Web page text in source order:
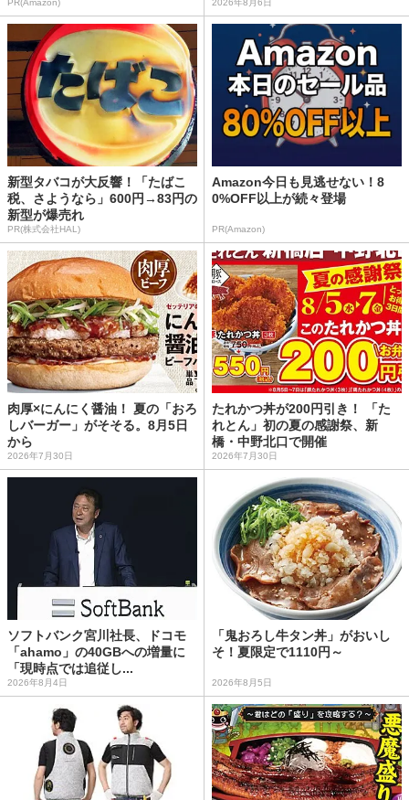
新型タバコが大反響！「たばこ
税、さようなら」600円→83円の
新型が爆売れ
PR(株式会社HAL)
Amazon今日も見逃せない！8
0%OFF以上が続々登場
PR(Amazon)
肉厚×にんにく醤油！ 夏の「おろ
しバーガー」がそそる。8月5日
から
2026年7月30日
たれかつ丼が200円引き！ 「た
れとん」初の夏の感謝祭、新
橋・中野北口で開催
2026年7月30日
ソフトバンク宮川社長、ドコモ
「ahamo」の40GBへの増量に
「現時点では追従し...
2026年8月4日
「鬼おろし牛タン丼」がおいし
そ！夏限定で1110円～
2026年8月5日